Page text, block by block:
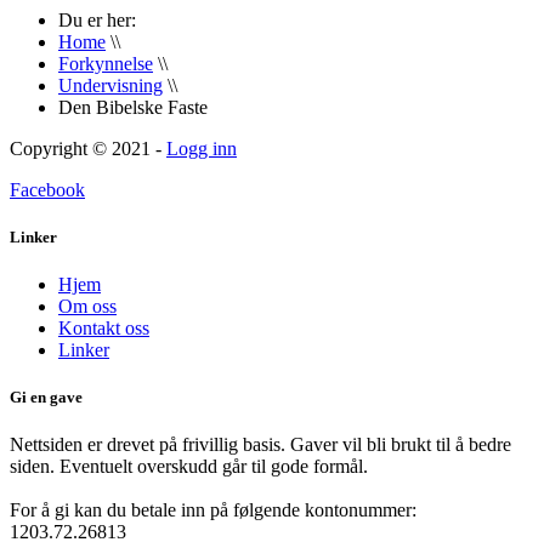
Du er her:
Home \\
Forkynnelse \\
Undervisning \\
Den Bibelske Faste
Copyright © 2021 - Logg inn
Facebook
Linker
Hjem
Om oss
Kontakt oss
Linker
Gi en gave
Nettsiden er drevet på frivillig basis. Gaver vil bli brukt til å bedre
siden. Eventuelt overskudd går til gode formål.
For å gi kan du betale inn på følgende kontonummer:
1203.72.26813